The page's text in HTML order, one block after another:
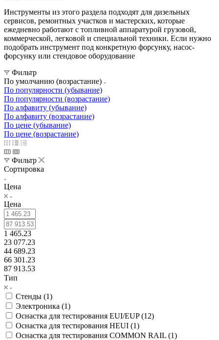
Инструменты из этого раздела подходят для дизельных
сервисов, ремонтных участков и мастерских, которые
ежедневно работают с топливной аппаратурой грузовой,
коммерческой, легковой и специальной техники. Если нужно
подобрать инструмент под конкретную форсунку, насос-
форсунку или стендовое оборудование
Фильтр
По умолчанию (возрастание)
По популярности (убывание)
По популярности (возрастание)
По алфавиту (убывание)
По алфавиту (возрастание)
По цене (убывание)
По цене (возрастание)
Фильтр
Сортировка
Цена
Цена
1 465.23
23 077.23
44 689.23
66 301.23
87 913.53
Тип
Стенды (1)
Электроника (1)
Оснастка для тестирования EUI/EUP (12)
Оснастка для тестирования HEUI (1)
Оснастка для тестирования COMMON RAIL (1)